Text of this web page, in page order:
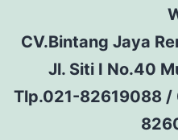
CV.Bintang Jaya
Jl. Siti I No.40
Tlp.021-82619088